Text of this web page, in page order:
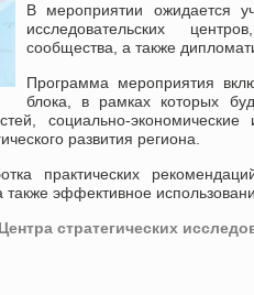
В мероприятии ожидается
исследовательских
сообщества, а также
Программа мероприятия
блока, в рамках которых
социально-
развития региона.
практических
также эффективное
стратегических